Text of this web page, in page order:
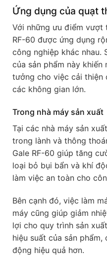
Ứng dụng của quạt
Với những ưu điểm vượt
RF-60 được ứng dụng
công nghiệp khác nhau.
của sản phẩm này
tưởng cho việc cải thiện
các không gian lớn.
Trong nhà máy sản xuất
Tại các nhà máy sản
trong lành và thông
Gale RF-60 giúp tăng
loại bỏ bụi bẩn và khí
làm việc an toàn cho
Bên cạnh đó, việc làm
máy cũng giúp giảm
lợi cho quy trình sản
hiệu suất của sản
động hiệu quả hơn.